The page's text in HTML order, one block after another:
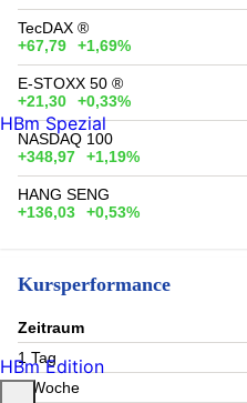
TecDAX ®
+67,79
+1,69%
E-STOXX 50 ®
+21,30
+0,33%
NASDAQ 100
+348,97
+1,19%
HANG SENG
+136,03
+0,53%
Kursperformance
Zeitraum
1 Tag
1 Woche
HBm Spezial
HBm Edition